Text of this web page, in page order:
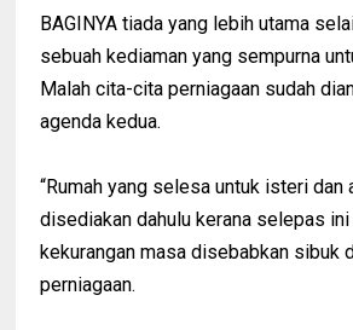
BAGINYA tiada yang lebih utama
sebuah kediaman yang sempurna
Malah cita-cita perniagaan sudah
agenda kedua.
“Rumah yang selesa untuk isteri dan
disediakan dahulu kerana selepas
kekurangan masa disebabkan sibuk
perniagaan.